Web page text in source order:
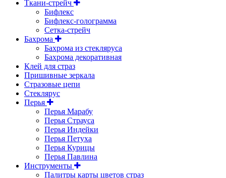
Ткани-стрейч
Бифлекс
Бифлекс-голограмма
Сетка-стрейч
Бахрома
Бахрома из стекляруса
Бахрома декоративная
Клей для страз
Пришивные зеркала
Cтразовые цепи
Стеклярус
Перья
Перья Марабу
Перья Страуса
Перья Индейки
Перья Петуха
Перья Курицы
Перья Павлина
Инструменты
Палитры карты цветов страз